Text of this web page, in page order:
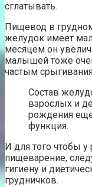
сглатывать.
Пищевод в
желудок имеет
месяцем он
малышей тоже
частым
Состав
взрослых и
рождения
функция.
И для того чтобы
пищеварение,
гигиену и
грудничков.